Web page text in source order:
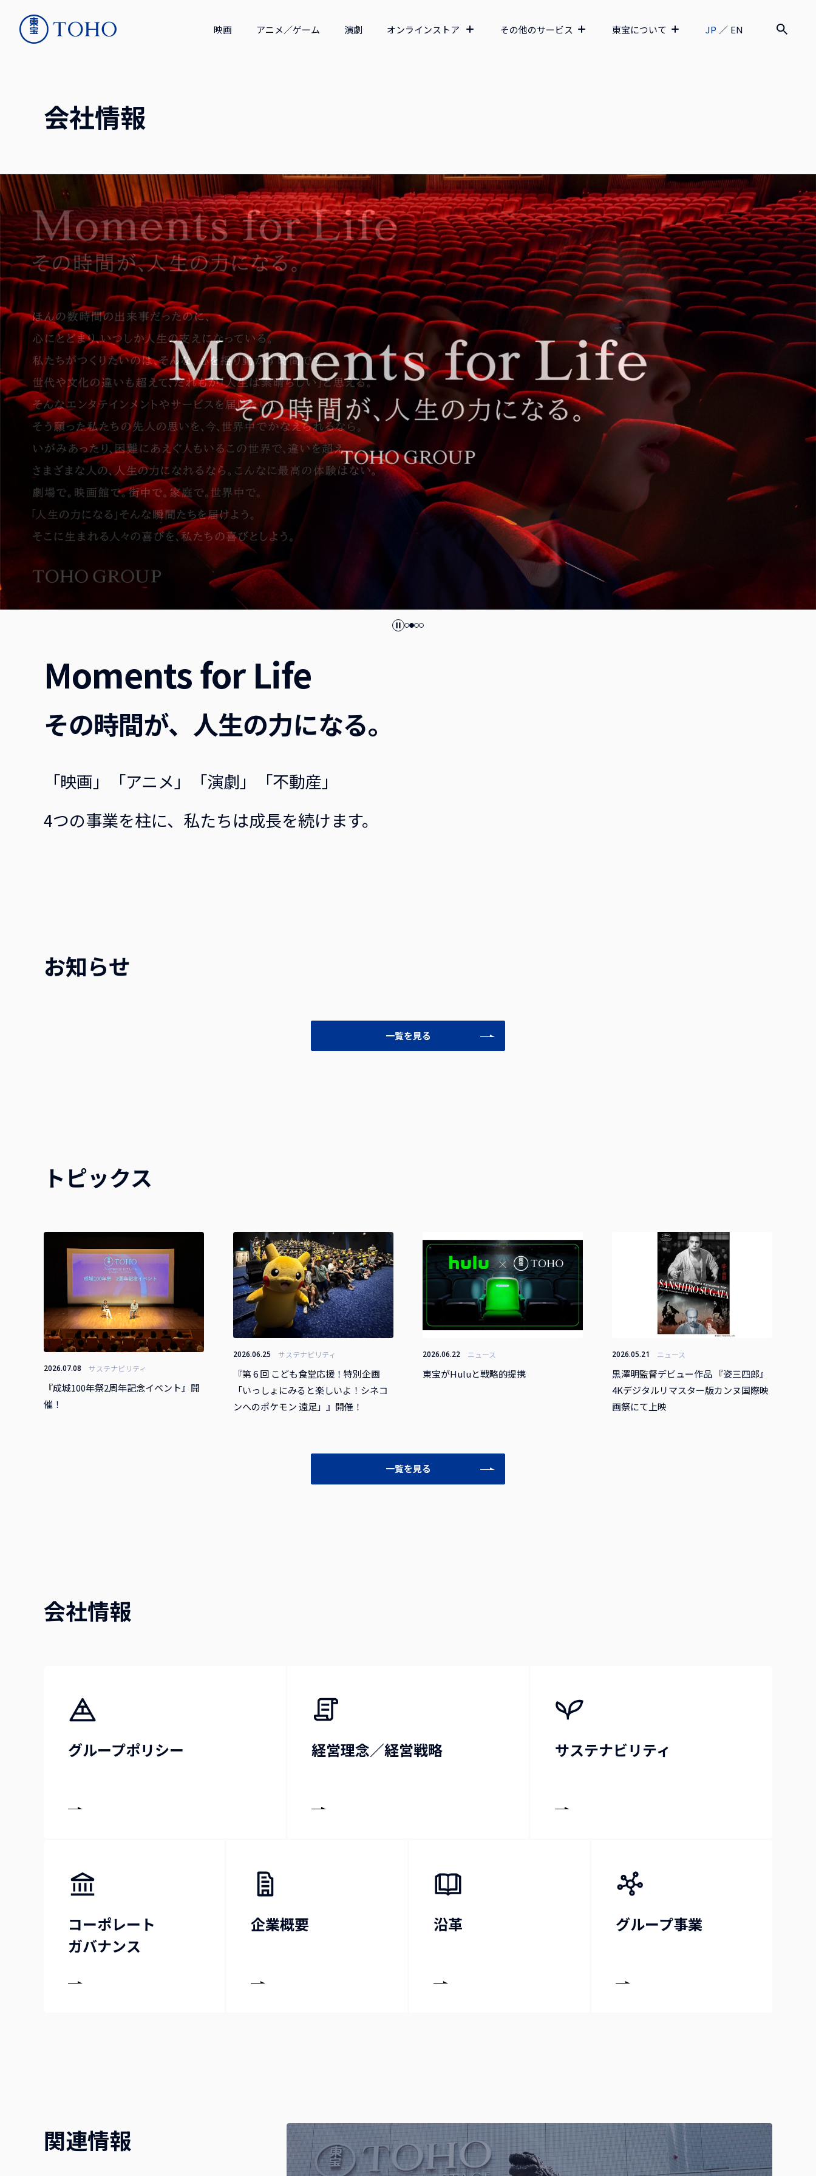
映画 アニメ／ゲーム 演劇 オンラインストア その他のサービス 東宝について JP ／ EN
会社情報
Moments for Life
その時間が、人生の力になる。
「映画」「アニメ」「演劇」「不動産」
4つの事業を柱に、 私たちは成長を続けます。
お知らせ
一覧を見る
トピックス
2026.07.08 サステナビリティ
『成城100年祭2周年記念イベント』開
催！
2026.06.25 サステナビリティ
『第 6 回 こども食堂応援！特別企画
「いっしょにみると楽しいよ！シネコ
ンへのポケモン 遠足」』開催！
2026.06.22 ニュース
東宝がHuluと戦略的提携
2026.05.21 ニュース
黒澤明監督デビュー作品 『姿三四郎』
4Kデジタルリマスター版カンヌ国際映
画祭にて上映
一覧を見る
会社情報
グループポリシー 経営理念／経営戦略 サステナビリティ
コーポレート
ガバナンス
企業概要 沿革 グループ事業
関連情報